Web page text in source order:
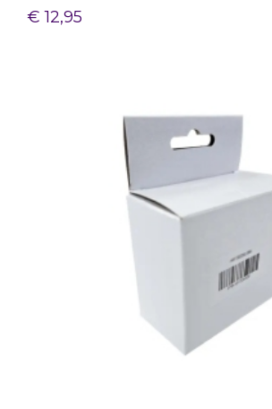
€ 12,95